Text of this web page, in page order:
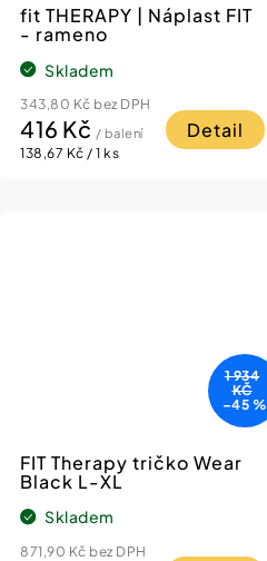
fit THERAPY | Náplast FIT
- rameno
Skladem
343,80 Kč bez DPH
416 Kč / balení
Měrná
138,67 Kč / 1 ks
Detail
1 934
KČ
–45 %
FIT Therapy tričko Wear
Black L-XL
Skladem
871,90 Kč bez DPH